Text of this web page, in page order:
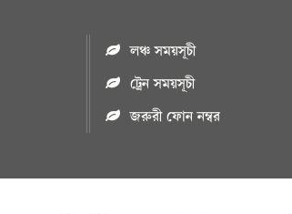
লঞ্চ সময়সূচী
ট্রেন সময়সূচী
জরুরী ফোন নম্বর